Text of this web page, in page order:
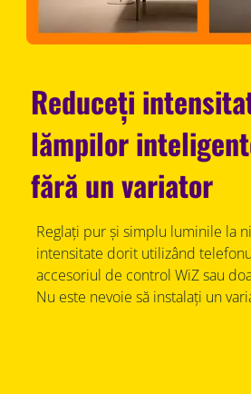
Reduceți
lămpilor
fără un variator
Reglați pur și simplu luminile la
intensitate dorit utilizând
accesoriul de control WiZ sau
Nu este nevoie să instalați un